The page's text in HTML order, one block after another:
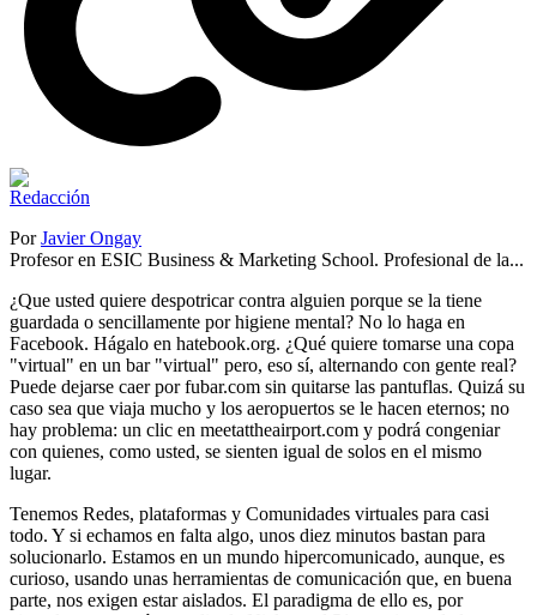
PorJavier Ongay
Profesor en ESIC Business & Marketing School. Profesional de la...
¿Que usted quiere despotricar contra alguien porque se la tiene
guardada o sencillamente por higiene mental? No lo haga en
Facebook. Hágalo en hatebook.org. ¿Qué quiere tomarse una copa
"virtual" en un bar "virtual" pero, eso sí, alternando con gente real?
Puede dejarse caer por fubar.com sin quitarse las pantuflas. Quizá su
caso sea que viaja mucho y los aeropuertos se le hacen eternos; no
hay problema: un clic en meetattheairport.com y podrá congeniar
con quienes, como usted, se sienten igual de solos en el mismo
lugar.
Tenemos Redes, plataformas y Comunidades virtuales para casi
todo. Y si echamos en falta algo, unos diez minutos bastan para
solucionarlo. Estamos en un mundo hipercomunicado, aunque, es
curioso, usando unas herramientas de comunicación que, en buena
parte, nos exigen estar aislados. El paradigma de ello es, por